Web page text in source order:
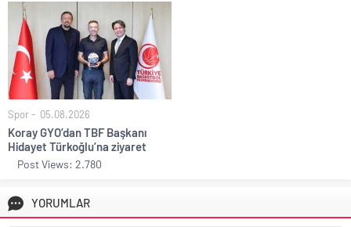
Spor 05.08.2026
Koray GYO’dan TBF Başkanı
Hidayet Türkoğlu’na ziyaret
Post Views: 2.780
YORUMLAR